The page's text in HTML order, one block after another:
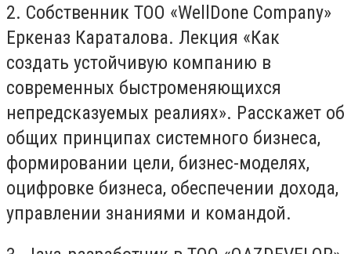
2. Собственник ТОО «WellDone Company»
Еркеназ Караталова. Лекция «Как
создать устойчивую компанию в
современных быстроменяющихся
непредсказуемых реалиях». Расскажет об
общих принципах системного бизнеса,
формировании цели, бизнес-моделях,
оцифровке бизнеса, обеспечении дохода,
управлении знаниями и командой.